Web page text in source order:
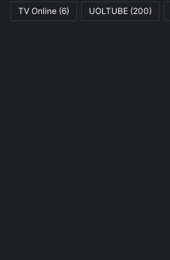
TV Online (6) UOLTUBE (200)